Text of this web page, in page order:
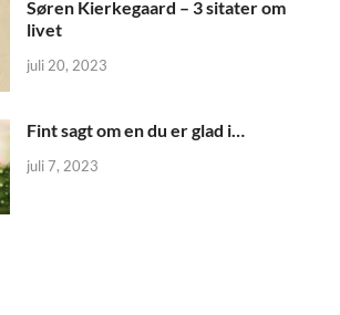
Søren Kierkegaard – 3 sitater om
livet
juli 20, 2023
Fint sagt om en du er glad i…
juli 7, 2023